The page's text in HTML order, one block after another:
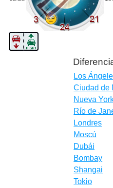
Los
Ciudad de
Nueva
Río de
Londres
Moscú
Dubái
Bombay
Shangai
Tokio